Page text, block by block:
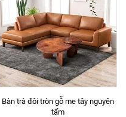
Bàn trà đôi tròn gỗ me tây nguyên
tấm